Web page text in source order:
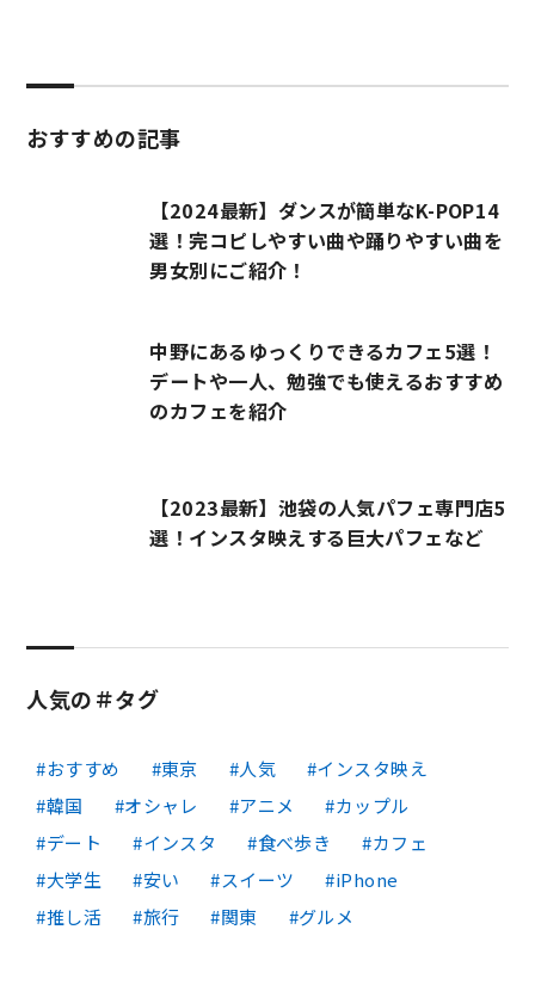
おすすめの記事
【2024最新】ダンスが簡単なK-POP14
選！完コピしやすい曲や踊りやすい曲を
男女別にご紹介！
中野にあるゆっくりできるカフェ5選！
デートや一人、勉強でも使えるおすすめ
のカフェを紹介
【2023最新】池袋の人気パフェ専門店5
選！インスタ映えする巨大パフェなど
人気の＃タグ
おすすめ 東京 人気
インスタ映え
韓国
オシャレ アニメ
カップル
デート
インスタ 食べ歩き
カフェ
大学生
安い スイーツ
iPhone
推し活
旅行 関東 グルメ